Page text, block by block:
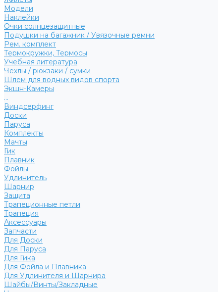
Модели
Наклейки
Очки солнцезащитные
Подушки на багажник / Увязочные ремни
Рем. комплект
Термокружки, Термосы
Учебная литература
Чехлы / рюкзаки / сумки
Шлем для водных видов спорта
Экшн-Камеры
...
Виндсерфинг
Доски
Паруса
Комплекты
Мачты
Гик
Плавник
Фойлы
Удлинитель
Шарнир
Защита
Трапеционные петли
Трапеция
Аксессуары
Запчасти
Для Доски
Для Паруса
Для Гика
Для Фойла и Плавника
Для Удлинителя и Шарнира
Шайбы/Винты/Закладные